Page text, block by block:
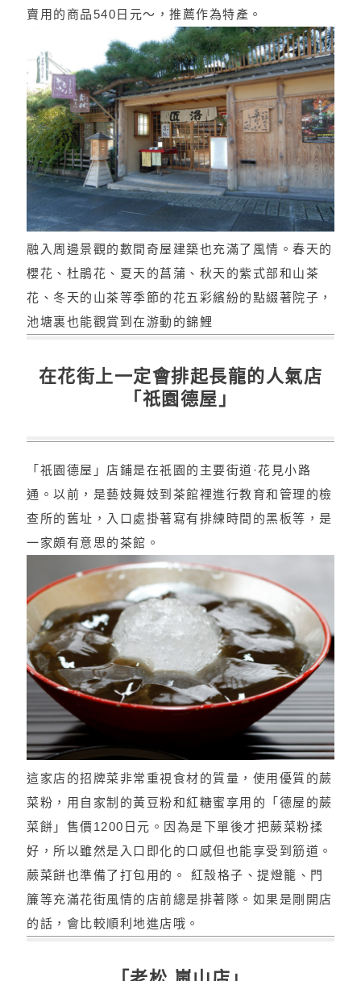
賣用的商品540日元～，推薦作為特產。
融入周邊景觀的數間奇屋建築也充滿了風情。春天的
櫻花、杜鵑花、夏天的菖蒲、秋天的紫式部和山茶
花、冬天的山茶等季節的花五彩繽紛的點綴著院子，
池塘裏也能觀賞到在游動的錦鯉
在花街上一定會排起長龍的人氣店
「祇園德屋」
「祇園德屋」店鋪是在祇園的主要街道·花見小路
通。以前，是藝妓舞妓到茶館裡進行教育和管理的檢
查所的舊址，入口處掛著寫有排練時間的黑板等，是
一家頗有意思的茶館。
這家店的招牌菜非常重視食材的質量，使用優質的蕨
菜粉，用自家制的黃豆粉和紅糖蜜享用的「德屋的蕨
菜餅」售價1200日元。因為是下單後才把蕨菜粉揉
好，所以雖然是入口即化的口感但也能享受到筋道。
蕨菜餅也準備了打包用的。 紅殼格子、提燈籠、門
簾等充滿花街風情的店前總是排著隊。如果是剛開店
的話，會比較順利地進店哦。